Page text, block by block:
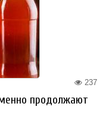
237
продолжают